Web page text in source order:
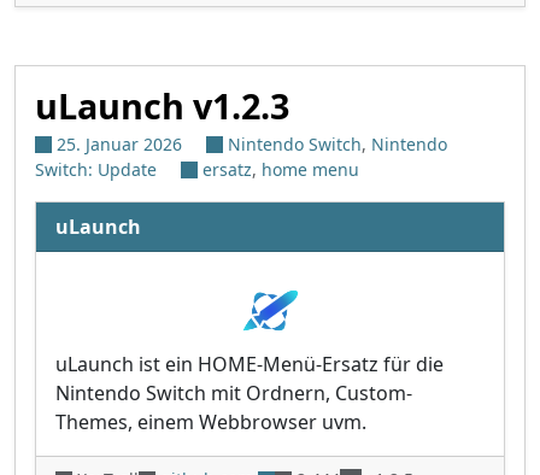
uLaunch v1.2.3
25. Januar 2026 Nintendo Switch, Nintendo
Switch: Update
ersatz, home menu
uLaunch
uLaunch ist ein HOME-Menü-Ersatz für die
Nintendo Switch mit Ordnern, Custom-
Themes, einem Webbrowser uvm.